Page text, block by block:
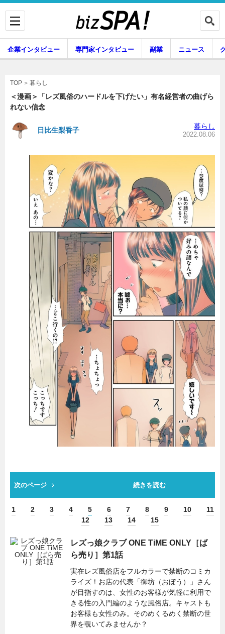
専門家インタビュー
副業
グルメ スキル
暮らし エンタメ
連載一覧
企業インタビュー 専門家インタビュー 副業 ニュース
TOP 暮らし
＜漫画＞「レズ風俗のハードルを下げたい」有名経営者の曲げら
れない信念
日比生梨香子 暮らし
2022.08.06
次のページ 続きを読む
1 2 3 4 5 6 7 8 9 10
11
12
13 14 15
レズっ娘クラブ ONE TiME ONLY［ば
ら売り］第1話
実在レズ風俗店をフルカラーで禁断のコミカ
ライズ！お店の代表「御坊（おぼう）」さん
が目指すのは、女性のお客様が気軽に利用で
きる性の入門編のような風俗店。キャストも
お客様も女性のみ。そのめくるめく禁断の世
界を覗いてみませんか？